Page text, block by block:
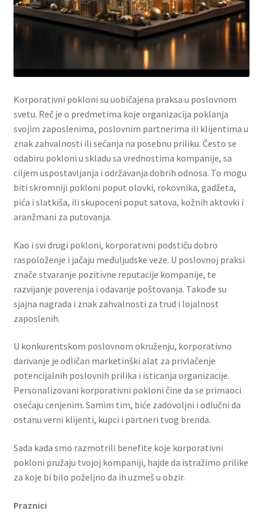
Cveće
FAQ
Forgot password
Igračke
Izdvajamo
Cvece
101 Ruža
Destilati
Rakija
Poklon aranzmani izdvajamo
Pokloni
Korporativni pokloni su uobičajena praksa u poslovnom
svetu. Reč je o predmetima koje organizacija poklanja
svojim zaposlenima, poslovnim partnerima ili klijentima u
znak zahvalnosti ili sećanja na posebnu priliku. Često se
odabiru pokloni u skladu sa vrednostima kompanije, sa
ciljem uspostavljanja i održavanja dobrih odnosa. To mogu
biti skromniji pokloni poput olovki, rokovnika, gadžeta,
pića i slatkiša, ili skupoceni poput satova, kožnih aktovki i
aranžmani za putovanja.
Kao i svi drugi pokloni, korporativni podstiču dobro
raspoloženje i jačaju međuljudske veze. U poslovnoj praksi
znače stvaranje pozitivne reputacije kompanije, te
razvijanje poverenja i odavanje poštovanja. Takođe su
sjajna nagrada i znak zahvalnosti za trud i lojalnost
zaposlenih.
U konkurentskom poslovnom okruženju, korporativno
darivanje je odličan marketinški alat za privlačenje
potencijalnih poslovnih prilika i isticanja organizacije.
Personalizovani korporativni pokloni čine da se primaoci
osećaju cenjenim. Samim tim, biće zadovoljni i odlučni da
ostanu verni klijenti, kupci i partneri tvog brenda.
Sada kada smo razmotrili benefite koje korporativni
pokloni pružaju tvojoj kompaniji, hajde da istražimo prilike
za koje bi bilo poželjno da ih uzmeš u obzir.
Praznici